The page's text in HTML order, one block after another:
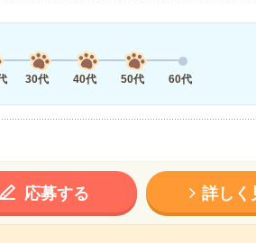
30代 40代 50代 60代
応募する 詳しく